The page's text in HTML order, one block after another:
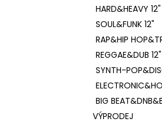
HARD&HEAVY 12"
SOUL&FUNK 12"
RAP&HIP
REGGAE&DUB 12"
SYNTH-
BIG
VÝPRODEJ